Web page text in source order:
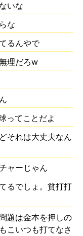
いな
な
るんやで
理だろw
ってことだよ
それは大丈夫なん
ャーじゃん
るでしょ。貧打打
題は金本を押しの
こいつも打てなさ